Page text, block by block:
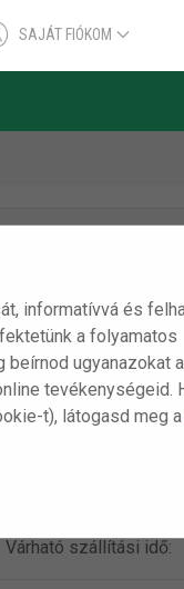
informatívvá és
a folyamatos
ugyanazokat
tevékenységeid.
t), látogasd meg a
SAJÁT FIÓKOM
Online készlet:
Szállítási díj:
Várható szállítási idő: